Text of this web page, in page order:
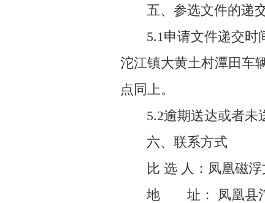
五、参选文件的递
5.1申请文件递交时
沱江镇大黄土村潭田车
点同上。
5.2逾期送达或者未
六、联系方式
比 选 人：凤凰磁
地 址： 凤凰县沱